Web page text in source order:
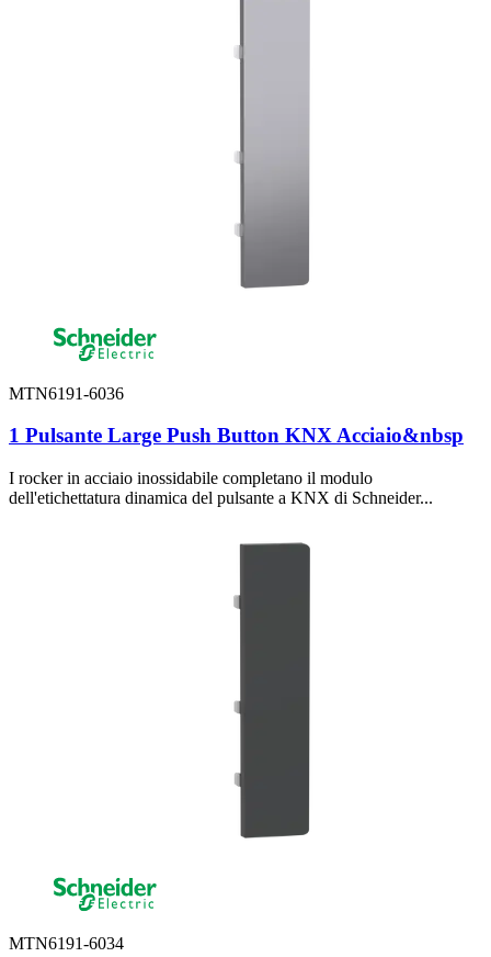
MTN6191-6036
1 Pulsante Large Push Button KNX Acciaio&nbsp
I rocker in acciaio inossidabile completano il modulo
dell'etichettatura dinamica del pulsante a KNX di Schneider...
MTN6191-6034